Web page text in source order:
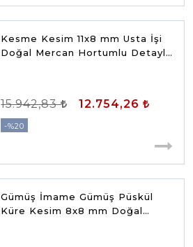
Kesme Kesim 11x8 mm Usta İşi
Doğal Mercan Hortumlu Detaylı
15.942,83 12.754,26
%20
Gümüş İmame Gümüş Püskül
Küre Kesim 8x8 mm Doğal